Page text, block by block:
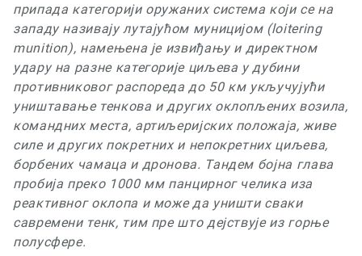
припада категорији оружаних система који се на
западу називају лутајућом муницијом (loitering
munition), намењена је извиђању и директном
удару на разне категорије циљева у дубини
противниковог распореда до 50 км укључујући
уништавање тенкова и других оклопљених возила,
командних места, артиљеријских положаја, живе
силе и других покретних и непокретних циљева,
борбених чамаца и дронова. Тандем бојна глава
пробија преко 1000 мм панцирног челика иза
реактивног оклопа и може да уништи сваки
савремени тенк, тим пре што дејствује из горње
полусфере.